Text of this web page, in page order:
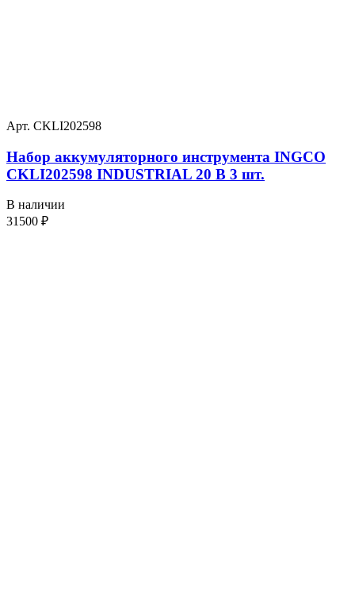
Арт. CKLI202598
Набор аккумуляторного инструмента INGCO
CKLI202598 INDUSTRIAL 20 В 3 шт.
В наличии
31500 ₽